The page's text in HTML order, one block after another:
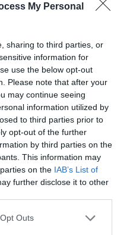
My Personal
sharing to third parties, or
information for
use the below opt-out
Please note that after your
may continue seeing
information utilized by
to third parties prior to
opt-out of the further
by third parties on the
This information may
on the IAB’s List of
further disclose it to other
Outs
ο Ακέλα διατηρεί
της ζούγκλας. Παρόλο
κουτάβι στην αγέλη,
θα απειλήσει
της αγέλης των
που χαρίζει τη φωνή
ότι η δύναμη της
που προσφέρει ξεχωριστά
μοιάσουν».